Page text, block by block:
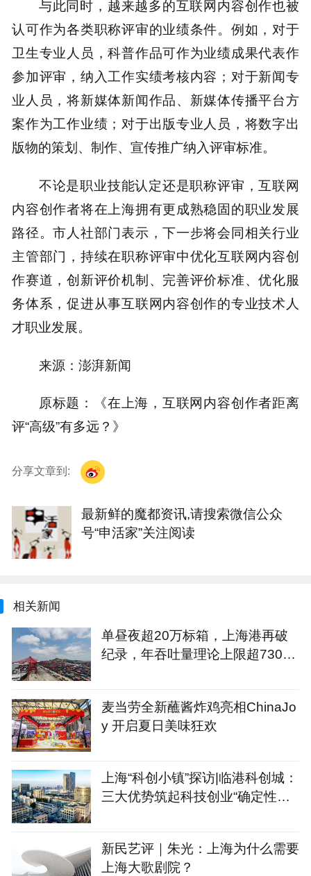
与此同时，越来越多的互联网内容创作也被
认可作为各类职称评审的业绩条件。例如，对于
卫生专业人员，科普作品可作为业绩成果代表作
参加评审，纳入工作实绩考核内容；对于新闻专
业人员，将新媒体新闻作品、新媒体传播平台方
案作为工作业绩；对于出版专业人员，将数字出
版物的策划、制作、宣传推广纳入评审标准。
不论是职业技能认定还是职称评审，互联网
内容创作者将在上海拥有更成熟稳固的职业发展
路径。市人社部门表示，下一步将会同相关行业
主管部门，持续在职称评审中优化互联网内容创
作赛道，创新评价机制、完善评价标准、优化服
务体系，促进从事互联网内容创作的专业技术人
才职业发展。
来源：澎湃新闻
原标题：《在上海，互联网内容创作者距离
评“高级”有多远？》
分享文章到:
最新鲜的魔都资讯,请搜索微信公众
号“申活家”关注阅读
相关新闻
单昼夜超20万标箱，上海港再破
纪录，年吞吐量理论上限超7300
麦当劳全新蘸酱炸鸡亮相ChinaJo
y 开启夏日美味狂欢
上海“科创小镇”探访|临港科创城：
三大优势筑起科技创业“确定性公
新民艺评｜朱光：上海为什么需要
上海大歌剧院？